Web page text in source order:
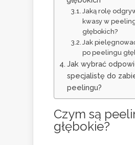
Jaką rolę
kwasy w
głębokich?
Jak
po peelingu
Jak wybrać
specjalistę do
peelingu?
Czym są
głębokie?